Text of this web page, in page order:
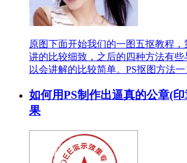
原图下面开始我们的一图五抠教程
讲的比较细致，之后的四种方法有
以会讲解的比较简单。PS抠图方法一
如何用PS制作出逼真的公章(
果